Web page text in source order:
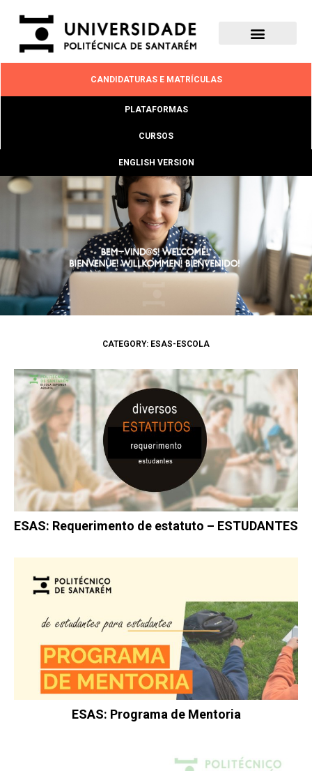
CANDIDATURAS E MATRÍCULAS
PLATAFORMAS
CURSOS
ENGLISH VERSION
CATEGORY: ESAS-ESCOLA
ESAS: Requerimento de estatuto – ESTUDANTES
ESAS: Programa de Mentoria